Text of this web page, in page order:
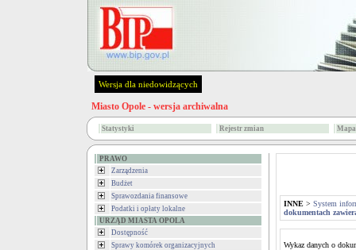
Wersja dla niedowidzących
Miasto Opole - wersja archiwalna
Statystyki Rejestr zmian
PRAWO
Zarządzenia
Budżet
Sprawozdania finansowe
Podatki i opłaty lokalne
URZĄD MIASTA OPOLA
Dostępność
Sprawy komórek organizacyjnych
INNE > System
dokumentach
Wykaz danych o